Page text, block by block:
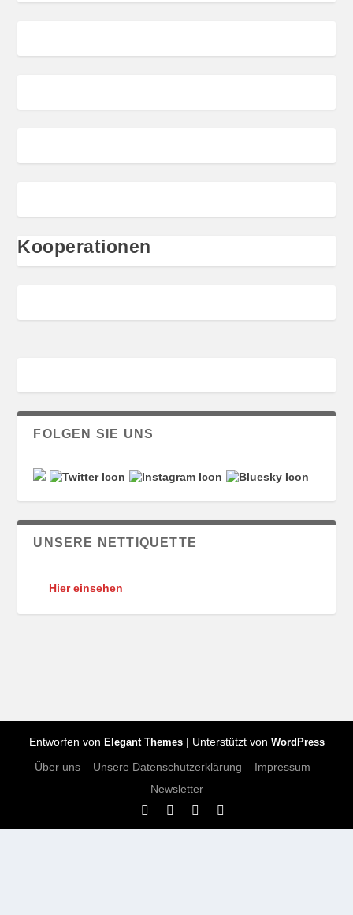
Kooperationen
FOLGEN SIE UNS
UNSERE NETTIQUETTE
Hier einsehen
Entworfen von Elegant Themes| Unterstützt von WordPress
Über uns Unsere Datenschutzerklärung
Impressum
Newsletter